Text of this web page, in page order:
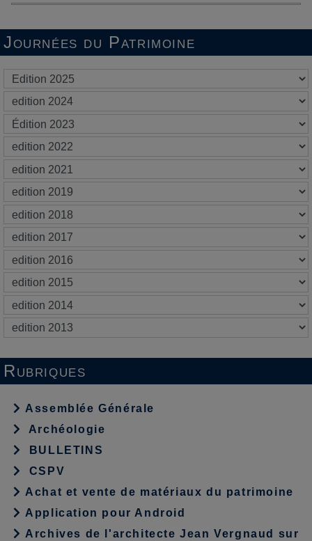
Journées du Patrimoine
Rubriques
Assemblée Générale
Archéologie
BULLETINS
CSPV
Achat et vente de matériaux du patrimoine
Application pour Android
Archives de l'architecte Jean Vergnaud sur